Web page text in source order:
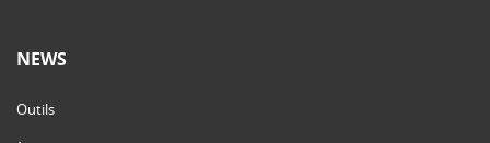
NEWS
Outils